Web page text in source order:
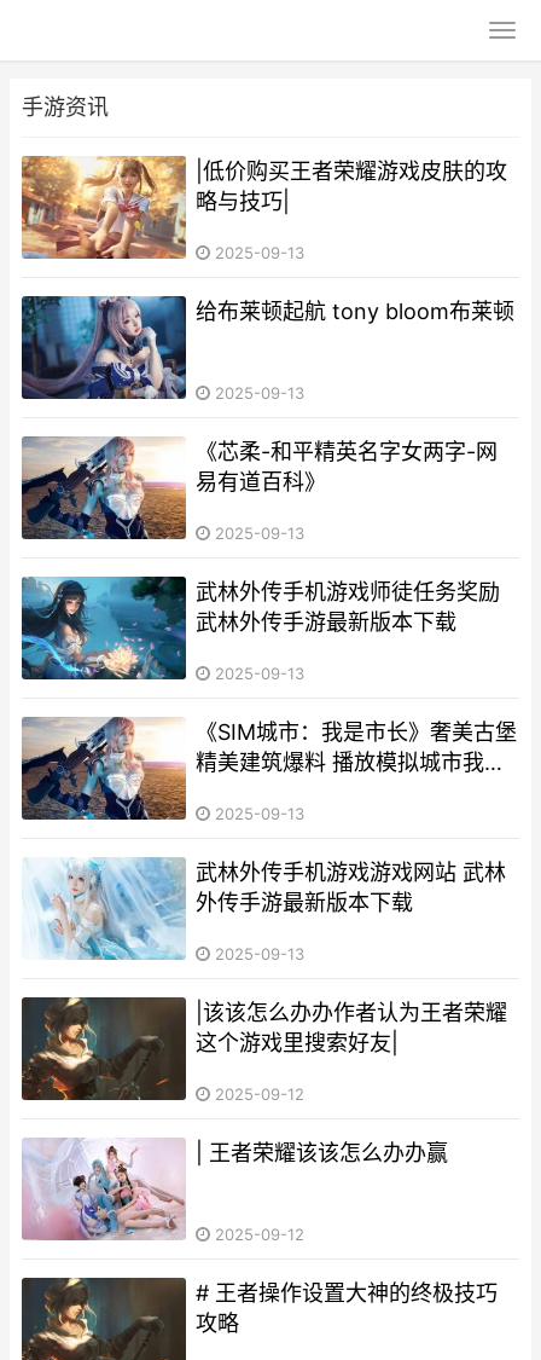
手游资讯
|低价购买王者荣耀游戏皮肤的攻
略与技巧|
2025-09-13
给布莱顿起航 tony bloom布莱顿
2025-09-13
《芯柔-和平精英名字女两字-网
易有道百科》
2025-09-13
武林外传手机游戏师徒任务奖励
武林外传手游最新版本下载
2025-09-13
《SIM城市：我是市长》奢美古堡
精美建筑爆料 播放模拟城市我是
2025-09-13
武林外传手机游戏游戏网站 武林
外传手游最新版本下载
2025-09-13
|该该怎么办办作者认为王者荣耀
这个游戏里搜索好友|
2025-09-12
| 王者荣耀该该怎么办办赢
2025-09-12
# 王者操作设置大神的终极技巧
攻略